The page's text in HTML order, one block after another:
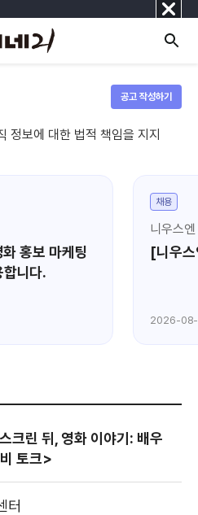
닫
기
공고 작성하기
정보에 대한 법적 책임을 지지
홍보 마케팅
니다.
채용
니우스엔
[니우
2026-
크린 뒤, 영화 이야기: 배우
토크>
터